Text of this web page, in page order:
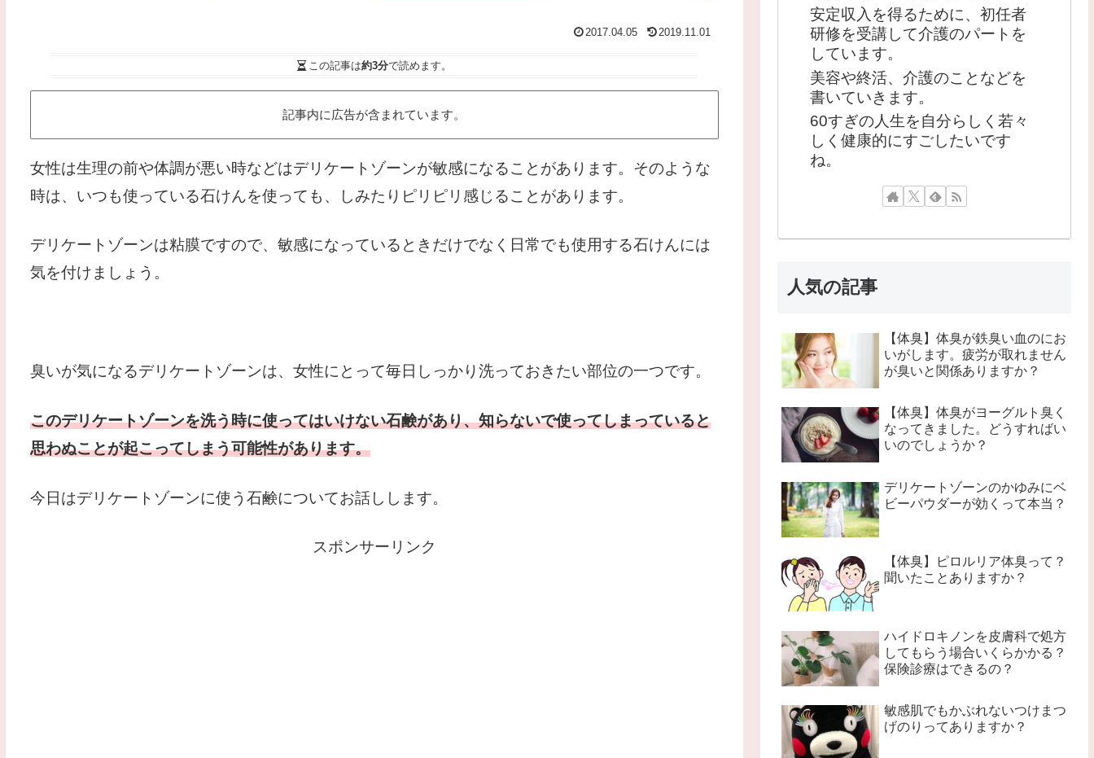
2017.04.05 2019.11.01
この記事は約3分で読めます。
記事内に広告が含まれています。
女性は生理の前や体調が悪い時などはデリケートゾーンが敏感になることがあります。そのような
時は、いつも使っている石けんを使っても、しみたりピリピリ感じることがあります。
デリケートゾーンは粘膜ですので、敏感になっているときだけでなく日常でも使用する石けんには
気を付けましょう。
臭いが気になるデリケートゾーンは、女性にとって毎日しっかり洗っておきたい部位の一つです。
このデリケートゾーンを洗う時に使ってはいけない石鹸があり、知らないで使ってしまっていると
思わぬことが起こってしまう可能性があります。
今日はデリケートゾーンに使う石鹸についてお話しします。
スポンサーリンク
安定収入を得るために、初任者
研修を受講して介護のパートを
しています。
美容や終活、介護のことなどを
書いていきます。
60すぎの人生を自分らしく若々
しく健康的にすごしたいです
ね。
人気の記事
【体臭】体臭が鉄臭い血のにお
いがします。疲労が取れません
が臭いと関係ありますか？
【体臭】体臭がヨーグルト臭く
なってきました。どうすればい
いのでしょうか？
デリケートゾーンのかゆみにベ
ビーパウダーが効くって本当？
【体臭】ピロルリア体臭って？
聞いたことありますか？
ハイドロキノンを皮膚科で処方
してもらう場合いくらかかる？
保険診療はできるの？
敏感肌でもかぶれないつけまつ
げのりってありますか？